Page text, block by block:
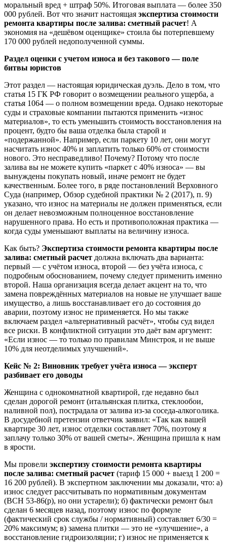
моральный вред + штраф 50%. Итоговая выплата — более 350
000 рублей. Вот что значит настоящая экспертиза стоимости
ремонта квартиры после залива: сметный расчет! А
экономия на «дешёвом оценщике» стоила бы потерпевшему
170 000 рублей недополученной суммы.
Раздел оценки с учетом износа и без такового — поле
битвы юристов
Этот раздел — настоящая юридическая дуэль. Дело в том, что
статья 15 ГК РФ говорит о возмещении реального ущерба, а
статья 1064 — о полном возмещении вреда. Однако некоторые
суды и страховые компании пытаются применить «износ
материалов», то есть уменьшить стоимость восстановления на
процент, будто бы ваша отделка была старой и
«подержанной». Например, если паркету 10 лет, они могут
насчитать износ 40% и заплатить только 60% от стоимости
нового. Это несправедливо! Почему? Потому что после
залива вы не можете купить «паркет с 40% износа» — вы
вынуждены покупать новый, иначе ремонт не будет
качественным. Более того, в ряде постановлений Верховного
Суда (например, Обзор судебной практики № 2 (2017), п. 9)
указано, что износ на материалы не должен применяться, если
он делает невозможным полноценное восстановление
нарушенного права. Но есть и противоположная практика —
когда суды уменьшают выплаты на величину износа.
Как быть? Экспертиза стоимости ремонта квартиры после
залива: сметный расчет должна включать два варианта:
первый — с учётом износа, второй — без учёта износа, с
подробным обоснованием, почему следует применить именно
второй. Наша организация всегда делает акцент на то, что
замена повреждённых материалов на новые не улучшает ваше
имущество, а лишь восстанавливает его до состояния до
аварии, поэтому износ не применяется. Но мы также
включаем раздел «альтернативный расчёт», чтобы суд видел
все риски. В конфликтной ситуации это даёт вам аргумент:
«Если износ — то только по правилам Минстроя, и не выше
10% для неотделимых улучшений».
Кейс № 2: Виновник требует учёта износа — эксперт
разбивает его доводы
Женщина с однокомнатной квартирой, где недавно был
сделан дорогой ремонт (итальянская плитка, стеклообои,
наливной пол), пострадала от залива из-за соседа-алкоголика.
В досудебной претензии ответчик заявил: «Так как вашей
квартире 30 лет, износ отделки составляет 70%, поэтому я
заплачу только 30% от вашей сметы». Женщина пришла к нам
в ярости.
Мы провели экспертизу стоимости ремонта квартиры
после залива: сметный расчет (тариф 15 000 + выезд 1 200 =
16 200 рублей). В экспертном заключении мы доказали, что: а)
износ следует рассчитывать по нормативным документам
(ВСН 53-86(р), но они устарели); б) фактически ремонт был
сделан 6 месяцев назад, поэтому износ по формуле
(фактический срок службы / нормативный) составляет 6/30 =
20% максимум; в) замена плитки — это не «улучшение», а
восстановление гидроизоляции; г) износ не применяется к